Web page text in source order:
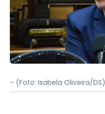
- (Foto: Isabela Oliveira/DS)